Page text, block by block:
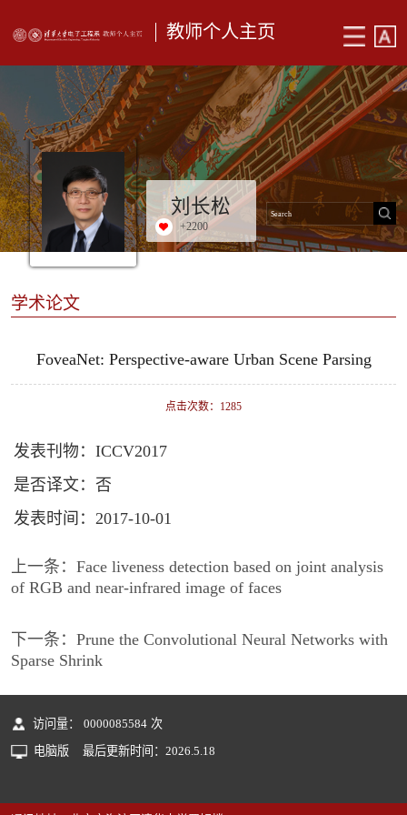
教师个人主页
刘长松
+2200
学术论文
FoveaNet: Perspective-aware Urban Scene Parsing
点击次数： 1285
发表刊物：ICCV2017
是否译文：否
发表时间：2017-10-01
上一条： Face liveness detection based on joint analysis
of RGB and near-infrared image of faces
下一条： Prune the Convolutional Neural Networks with
Sparse Shrink
访问量： 0000085584 次
电脑版
最后更新时间： 2026 5 18